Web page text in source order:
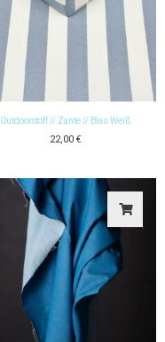
Outdoorstoff // Zante // Blau Weiß
22,00 €